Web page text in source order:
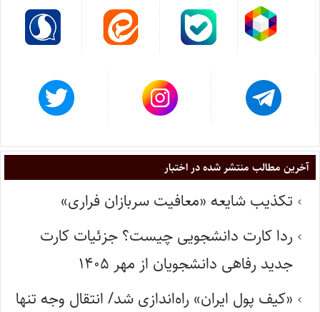
آخرین مطالب منتشر شده در اختبار
تکذیب شایعه «معافیت سربازان فراری»
ردا کارت دانشجویی چیست؟ جزئیات کارت
جدید رفاهی دانشجویان از مهر ۱۴۰۵
«کیف پول ایران» راه‌اندازی شد/ انتقال وجه تنها